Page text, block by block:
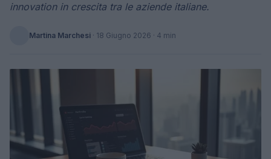
innovation in crescita tra le aziende italiane.
Martina Marchesi · 18 Giugno 2026 · 4 min